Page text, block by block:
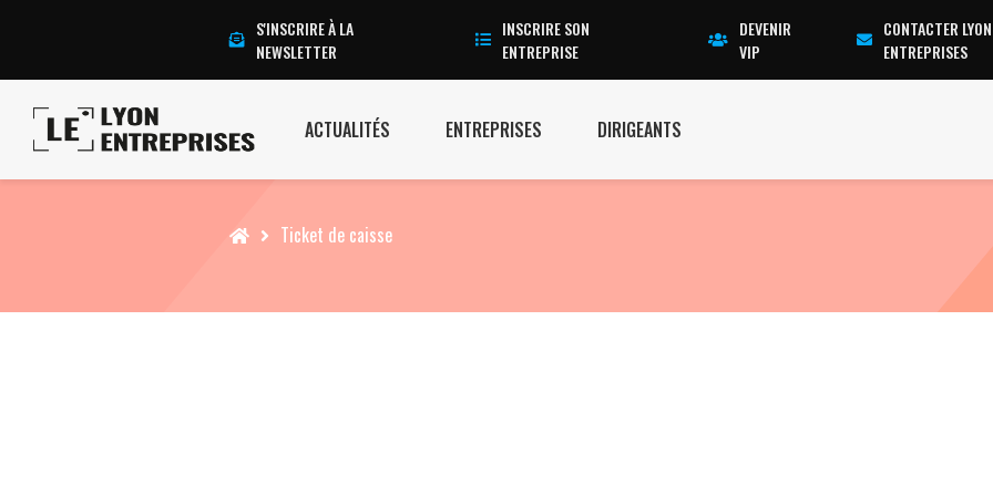
S'INSCRIRE À LA
NEWSLETTER
INSCRIRE SON
ENTREPRISE
DEVENIR
VIP
CONTACTER LYON
ENTREPRISES
ACTUALITÉS ENTREPRISES DIRIGEANTS
Accueil Ticket de caisse